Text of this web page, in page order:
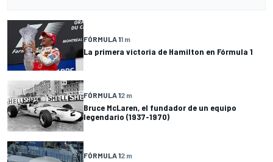
FÓRMULA 11 m
La primera victoria de Hamilton en Fórmula 1
FÓRMULA 12 m
Bruce McLaren, el fundador de un equipo
legendario (1937-1970)
FÓRMULA 12 m